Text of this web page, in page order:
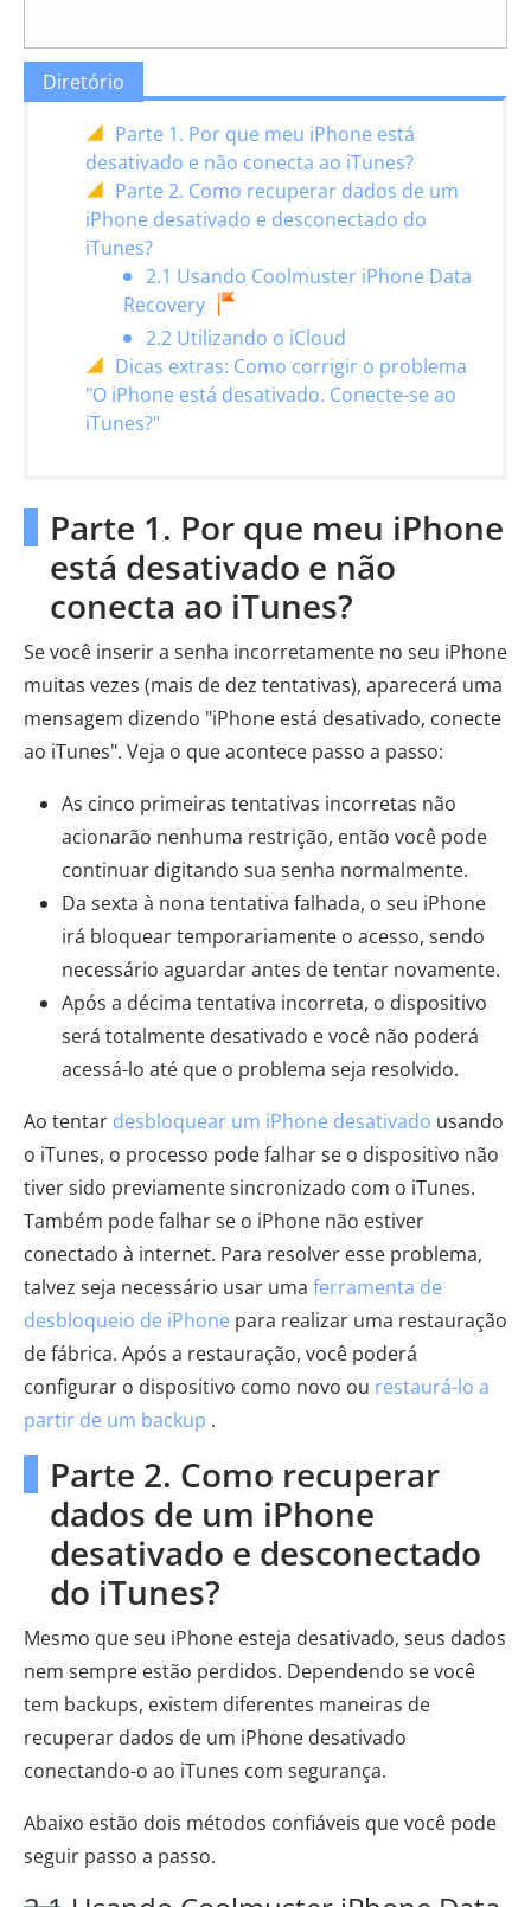
Diretório
Parte 1. Por que meu iPhone está
desativado e não conecta ao iTunes?
Parte 2. Como recuperar dados de um
iPhone desativado e desconectado do
iTunes?
2.1 Usando Coolmuster iPhone Data
Recovery
2.2 Utilizando o iCloud
Dicas extras: Como corrigir o problema
"O iPhone está desativado. Conecte-se ao
iTunes?"
Parte 1. Por que meu iPhone
está desativado e não
conecta ao iTunes?
Se você inserir a senha incorretamente no seu iPhone
muitas vezes (mais de dez tentativas), aparecerá uma
mensagem dizendo "iPhone está desativado, conecte
ao iTunes". Veja o que acontece passo a passo:
As cinco primeiras tentativas incorretas não
acionarão nenhuma restrição, então você pode
continuar digitando sua senha normalmente.
Da sexta à nona tentativa falhada, o seu iPhone
irá bloquear temporariamente o acesso, sendo
necessário aguardar antes de tentar novamente.
Após a décima tentativa incorreta, o dispositivo
será totalmente desativado e você não poderá
acessá-lo até que o problema seja resolvido.
Ao tentar desbloquear um iPhone desativado usando
o iTunes, o processo pode falhar se o dispositivo não
tiver sido previamente sincronizado com o iTunes.
Também pode falhar se o iPhone não estiver
conectado à internet. Para resolver esse problema,
talvez seja necessário usar uma ferramenta de
desbloqueio de iPhone para realizar uma restauração
de fábrica. Após a restauração, você poderá
configurar o dispositivo como novo ou restaurá-lo a
partir de um backup .
Parte 2. Como recuperar
dados de um iPhone
desativado e desconectado
do iTunes?
Mesmo que seu iPhone esteja desativado, seus dados
nem sempre estão perdidos. Dependendo se você
tem backups, existem diferentes maneiras de
recuperar dados de um iPhone desativado
conectando-o ao iTunes com segurança.
Abaixo estão dois métodos confiáveis ​​que você pode
seguir passo a passo.